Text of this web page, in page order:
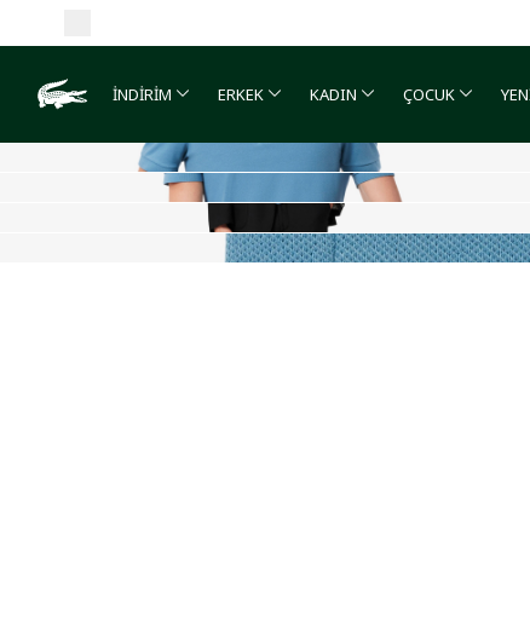
İNDİRİM ERKEK KADIN ÇOCUK